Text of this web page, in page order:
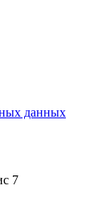
данных
7